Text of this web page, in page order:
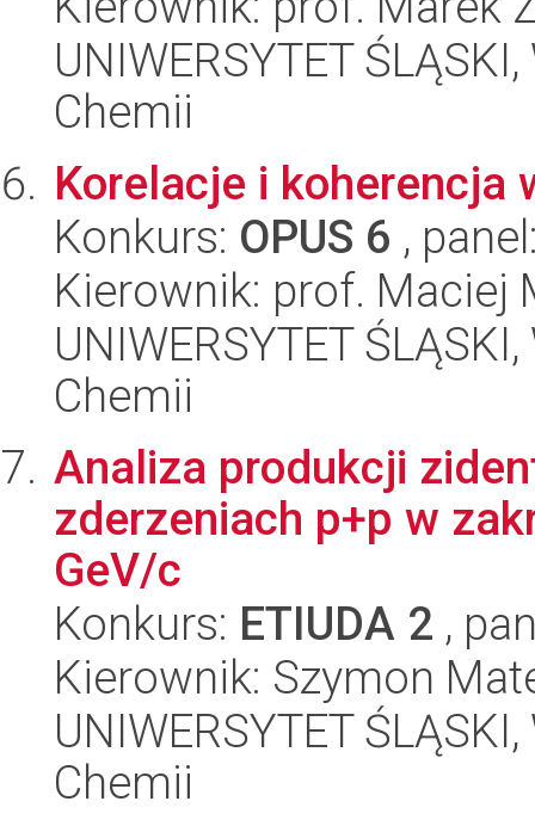
UNIWERSYTET
Chemii
Korelacje i koherencja
Konkurs: OPUS 6 ,
Kierownik: prof. Maciej
UNIWERSYTET
Chemii
Analiza produkcji
zderzeniach p+p w
GeV/c
Konkurs: ETIUDA 2 ,
Kierownik: Szymon
UNIWERSYTET
Chemii